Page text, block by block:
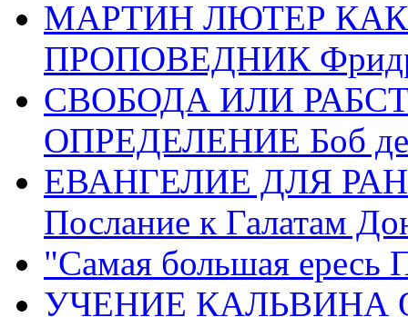
МАРТИН ЛЮТЕР
ПРОПОВЕДНИК
СВОБОДА ИЛИ
ОПРЕДЕЛЕНИЕ Боб де
ЕВАНГЕЛИЕ ДЛЯ
Послание к Галатам
"Самая большая ересь
УЧЕНИЕ КАЛЬВИНА